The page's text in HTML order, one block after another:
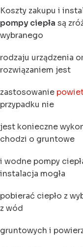
Koszty zakupu i
pompy ciepła są
wybranego
rodzaju urządzenia
rozwiązaniem jest
zastosowanie
przypadku nie
jest konieczne
chodzi o gruntowe
i wodne pompy
instalacja mogła
pobierać ciepło z
z wód
gruntowych i